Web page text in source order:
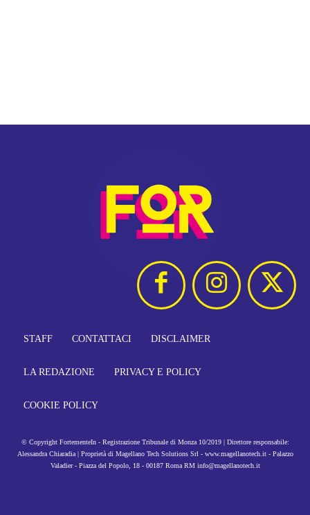
STAFF CONTATTACI DISCLAIMER
LA REDAZIONE PRIVACY E POLICY
COOKIE POLICY
© Copyright FortementeIn - Registrazione Tribunale di Monza 10/2019 | Direttore responsabile:
Alessandra Chiaradia | Proprietà di Magellano Tech Solutions Srl - www.magellanotech.it - Palazzo
Valadier - Piazza del Popolo, 18 - 00187 Roma RM info@magellanotech.it